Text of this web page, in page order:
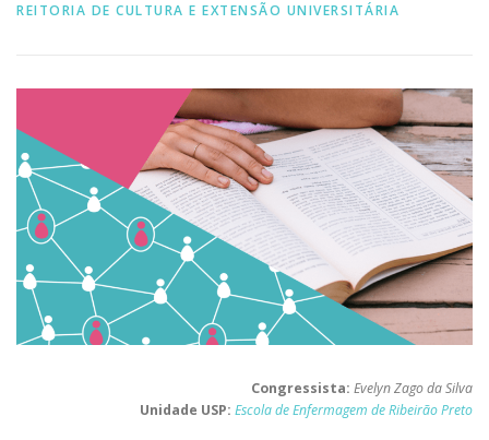
REITORIA DE CULTURA E EXTENSÃO UNIVERSITÁRIA
Congressista: Evelyn Zago da Silva
Unidade USP: Escola de Enfermagem de Ribeirão Preto